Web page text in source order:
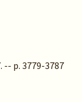
p. 3779-3787